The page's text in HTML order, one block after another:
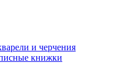
и черчения
книжки